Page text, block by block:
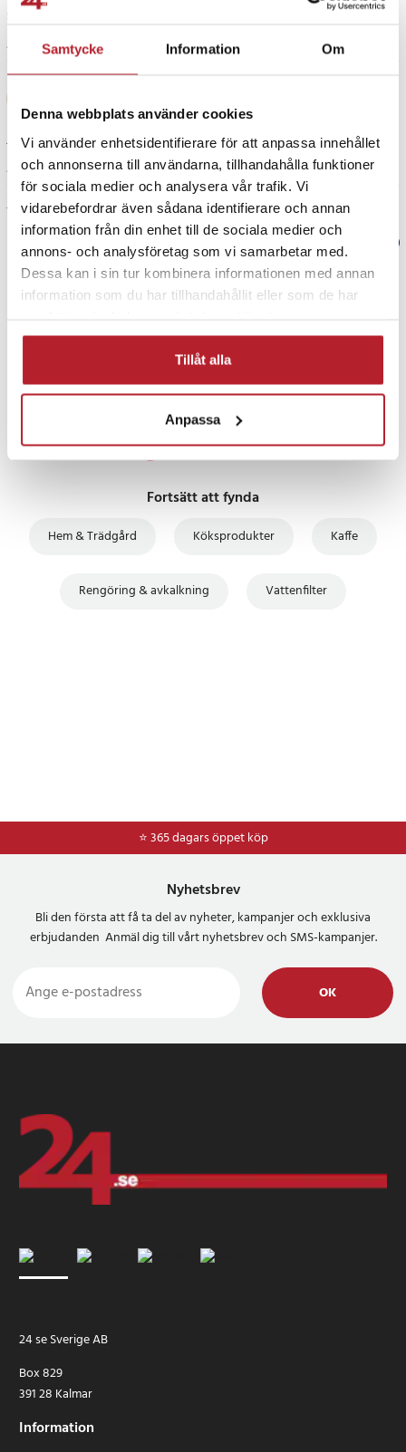
Samtycke Information Om
Denna webbplats använder cookies
Vi använder enhetsidentifierare för att anpassa innehållet
och annonserna till användarna, tillhandahålla funktioner
för sociala medier och analysera vår trafik. Vi
vidarebefordrar även sådana identifierare och annan
information från din enhet till de sociala medier och
annons- och analysföretag som vi samarbetar med.
Dessa kan i sin tur kombinera informationen med annan
information som du har tillhandahållit eller som de har
Tillåt alla
Anpassa
Snabbt och bra
4 år sedan
Jätte bra😁
4 år sedan
Visa fler recensioner
Verified by Trustvoice
PRISGARANTI
Fortsätt att fynda
Hem & Trädgård Köksprodukter Kaffe
Rengöring & avkalkning Vattenfilter
⭐ 365 dagars öppet köp
Nyhetsbrev
Bli den första att få ta del av nyheter, kampanjer och exklusiva
erbjudanden Anmäl dig till vårt nyhetsbrev och SMS-kampanjer.
OK
24 se Sverige AB
Box 829
391 28 Kalmar
Information